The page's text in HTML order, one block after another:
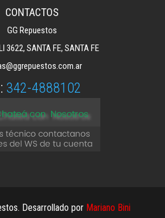
CONTACTOS
GG Repuestos
3622, SANTA FE, SANTA FE
342-4888102
Desarrollado por Mariano Bini